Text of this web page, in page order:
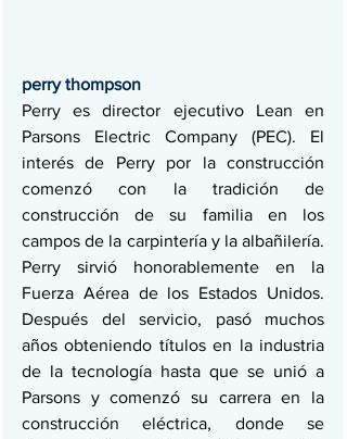
perry thompson
Perry es director ejecutivo Lean en
Parsons Electric Company (PEC). El
interés de Perry por la construcción
comenzó con la tradición de
construcción de su familia en los
campos de la carpintería y la albañilería.
Perry sirvió honorablemente en la
Fuerza Aérea de los Estados Unidos.
Después del servicio, pasó muchos
años obteniendo títulos en la industria
de la tecnología hasta que se unió a
Parsons y comenzó su carrera en la
construcción eléctrica, donde se